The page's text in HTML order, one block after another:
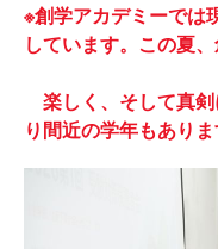
※創学アカデミーでは
しています。この夏
楽しく、そして真
り間近の学年もあり